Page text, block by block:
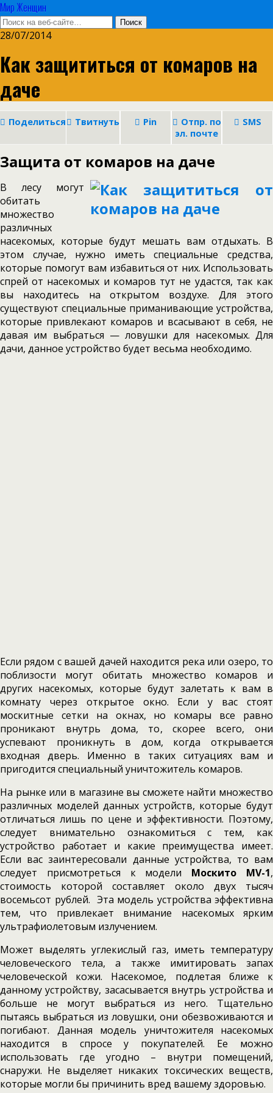
Мир Женщин
28/07/2014
Как защититься от комаров на
даче
Поделиться Твитнуть Pin
Отпр. по
эл. почте
SMS
Защита от комаров на даче
В лесу могут
обитать
множество
различных
насекомых, которые будут мешать вам отдыхать. В
этом случае, нужно иметь специальные средства,
которые помогут вам избавиться от них. Использовать
спрей от насекомых и комаров тут не удастся, так как
вы находитесь на открытом воздухе. Для этого
существуют специальные приманивающие устройства,
которые привлекают комаров и всасывают в себя, не
давая им выбраться —ловушки для насекомых. Для
дачи, данное устройство будет весьма необходимо.
Если рядом с вашей дачей находится река или озеро, то
поблизости могут обитать множество комаров и
других насекомых, которые будут залетать к вам в
комнату через открытое окно. Если у вас стоят
москитные сетки на окнах, но комары все равно
проникают внутрь дома, то, скорее всего, они
успевают проникнуть в дом, когда открывается
входная дверь. Именно в таких ситуациях вам и
пригодится специальный уничтожитель комаров.
На рынке или в магазине вы сможете найти множество
различных моделей данных устройств, которые будут
отличаться лишь по цене и эффективности. Поэтому,
следует внимательно ознакомиться с тем, как
устройство работает и какие преимущества имеет.
Если вас заинтересовали данные устройства, то вам
следует присмотреться к модели Москито MV-1,
стоимость которой составляет около двух тысяч
восемьсот рублей. Эта модель устройства эффективна
тем, что привлекает внимание насекомых ярким
ультрафиолетовым излучением.
Может выделять углекислый газ, иметь температуру
человеческого тела, а также имитировать запах
человеческой кожи. Насекомое, подлетая ближе к
данному устройству, засасывается внутрь устройства и
больше не могут выбраться из него. Тщательно
пытаясь выбраться из ловушки, они обезвоживаются и
погибают. Данная модель уничтожителя насекомых
находится в спросе у покупателей. Ее можно
использовать где угодно – внутри помещений,
снаружи. Не выделяет никаких токсических веществ,
которые могли бы причинить вред вашему здоровью.